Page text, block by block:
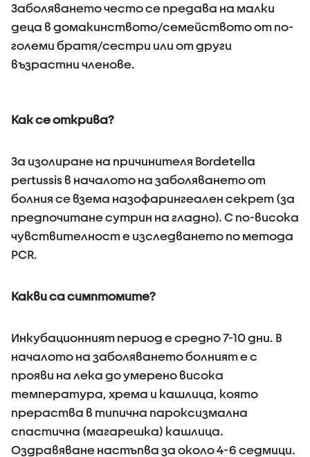
Заболяването често се предава на малки
деца в домакинството/семейството от по-
големи братя/сестри или от други
възрастни членове.
Как се открива?
За изолиране на причинителя Bordetella
pertussis в началото на заболяването от
болния се взема назофарингеален секрет (за
предпочитане сутрин на гладно). С по-висока
чувствителност е изследването по метода
PCR.
Какви са симптомите?
Инкубационният период е средно 7-10 дни. В
началото на заболяването болният е с
прояви на лека до умерено висока
температура, хрема и кашлица, която
прераства в типична пароксизмална
спастична (магарешка) кашлица.
Оздравяване настъпва за около 4-6 седмици.